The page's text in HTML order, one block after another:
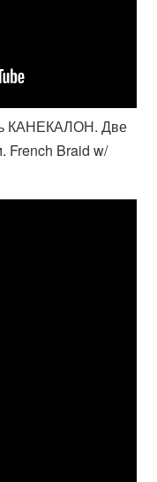
КАНЕКАЛОН. Две
French Braid w/